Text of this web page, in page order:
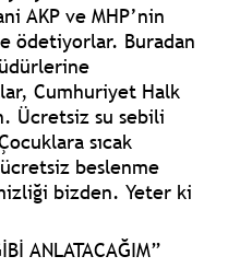
AKP ve MHP’nin
ödetiyorlar. Buradan
Cumhuriyet Halk
Ücretsiz su sebili
sıcak
beslenme
bizden. Yeter ki
ANLATACAĞIM”